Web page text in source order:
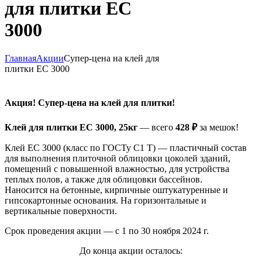
для плитки ЕС
3000
ГлавнаяАкцииСупер-цена на клей для
плитки ЕС 3000
Акция! Супер-цена на клей для плитки!
Клей для плитки ЕС 3000, 25кг — всего 428 ₽за мешок!
Клей ЕС 3000 (класс по ГОСТу C1 T) — пластичный состав
для выполнения плиточной облицовки цоколей зданий,
помещений с повышенной влажностью, для устройства
теплых полов, а также для облицовки бассейнов.
Наносится на бетонные, кирпичные оштукатуренные и
гипсокартонные основания. На горизонтальные и
вертикальные поверхности.
Срок проведения акции — с 1 по 30 ноября 2024 г.
До конца акции осталось: